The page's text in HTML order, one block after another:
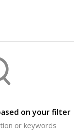
on your filter
or keywords